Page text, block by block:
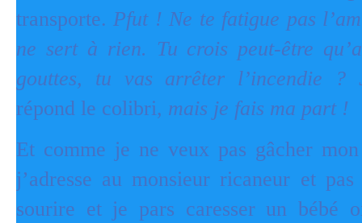
transporte.Pfut ! Ne te fatigue pas
ne sert à rien. Tu crois peut-être
gouttes, tu vas arrêter l’incendie ?
répond le colibri, mais je fais ma part !
Et comme je ne veux pas gâcher
j’adresse au monsieur ricaneur et
sourire et je pars caresser un bébé